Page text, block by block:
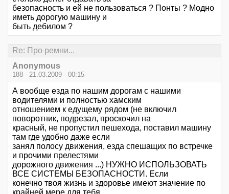
безопасность и ей не пользоваться ? Понты ? Модно
иметь дорогую машину и
быть дебилом ?
Re: Про ремни...
Anonymous
188 - 21.03.2009 - 00:15
А вообще езда по нашим дорогам с нашими
водителями и полностью хамским
отношением к едущему рядом (не включил
поворотник, подрезал, проскочил на
красный, не пропустил пешехода, поставил машину
там где удобно даже если
занял полосу движения, езда спешащих по встречке
и прочими прелестями
дорожного движения ...) НУЖНО ИСПОЛЬЗОВАТЬ
ВСЕ СИСТЕМЫ БЕЗОПАСНОСТИ. Если
конечно твоя жизнь и здоровье имеют значение по